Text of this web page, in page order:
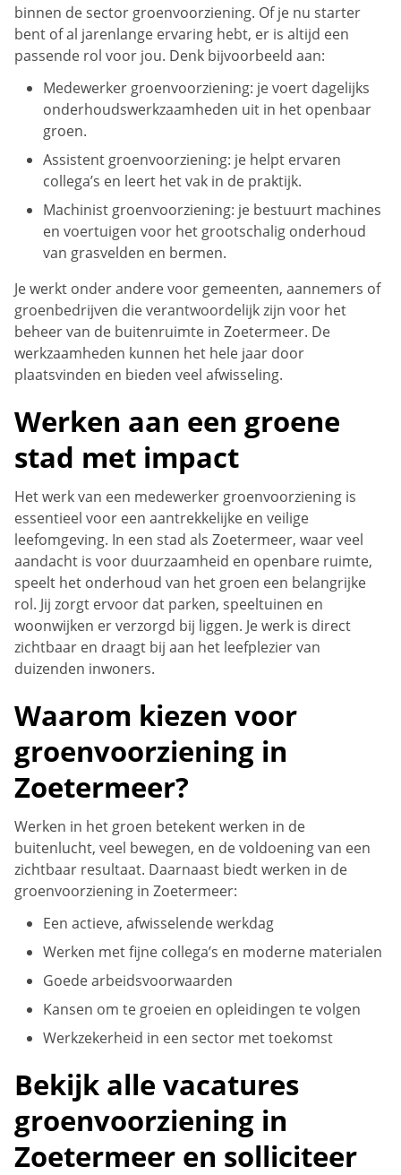
binnen de sector groenvoorziening. Of je nu starter
bent of al jarenlange ervaring hebt, er is altijd een
passende rol voor jou. Denk bijvoorbeeld aan:
Medewerker groenvoorziening: je voert dagelijks
onderhoudswerkzaamheden uit in het openbaar
groen.
Assistent groenvoorziening: je helpt ervaren
collega’s en leert het vak in de praktijk.
Machinist groenvoorziening: je bestuurt machines
en voertuigen voor het grootschalig onderhoud
van grasvelden en bermen.
Je werkt onder andere voor gemeenten, aannemers of
groenbedrijven die verantwoordelijk zijn voor het
beheer van de buitenruimte in Zoetermeer. De
werkzaamheden kunnen het hele jaar door
plaatsvinden en bieden veel afwisseling.
Werken aan een groene
stad met impact
Het werk van een medewerker groenvoorziening is
essentieel voor een aantrekkelijke en veilige
leefomgeving. In een stad als Zoetermeer, waar veel
aandacht is voor duurzaamheid en openbare ruimte,
speelt het onderhoud van het groen een belangrijke
rol. Jij zorgt ervoor dat parken, speeltuinen en
woonwijken er verzorgd bij liggen. Je werk is direct
zichtbaar en draagt bij aan het leefplezier van
duizenden inwoners.
Waarom kiezen voor
groenvoorziening in
Zoetermeer?
Werken in het groen betekent werken in de
buitenlucht, veel bewegen, en de voldoening van een
zichtbaar resultaat. Daarnaast biedt werken in de
groenvoorziening in Zoetermeer:
Een actieve, afwisselende werkdag
Werken met fijne collega’s en moderne materialen
Goede arbeidsvoorwaarden
Kansen om te groeien en opleidingen te volgen
Werkzekerheid in een sector met toekomst
Bekijk alle vacatures
groenvoorziening in
Zoetermeer en solliciteer